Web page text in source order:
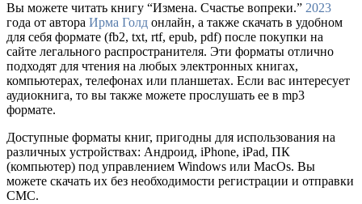
Вы можете читать книгу “Измена. Счастье вопреки.” 2023
года от автора Ирма Голд онлайн, а также скачать в удобном
для себя формате (fb2, txt, rtf, epub, pdf) после покупки на
сайте легального распространителя. Эти форматы отлично
подходят для чтения на любых электронных книгах,
компьютерах, телефонах или планшетах. Если вас интересует
аудиокнига, то вы также можете прослушать ее в mp3
формате.
Доступные форматы книг, пригодны для использования на
различных устройствах: Андроид, iPhone, iPad, ПК
(компьютер) под управлением Windows или MacOs. Вы
можете скачать их без необходимости регистрации и отправки
СМС.